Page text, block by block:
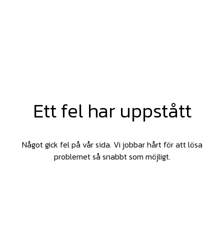
Ett fel har uppstått
Något gick fel på vår sida. Vi jobbar hårt för att lösa
problemet så snabbt som möjligt.